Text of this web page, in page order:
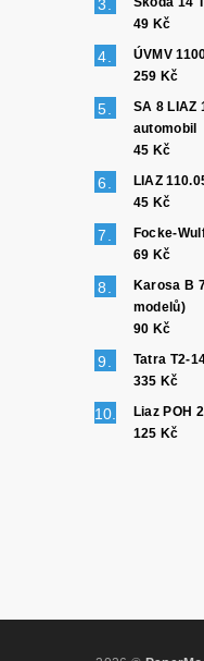
49 Kč
ÚVMV
259 Kč
SA 8 LIAZ
automobil
45 Kč
LIAZ
45 Kč
Focke-
69 Kč
Karosa B
modelů)
90 Kč
Tatra T2-
335 Kč
Liaz POH
125 Kč